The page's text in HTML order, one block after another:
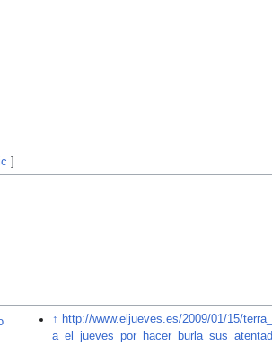
]
↑ http://www.eljueves.es/2009/01/15/